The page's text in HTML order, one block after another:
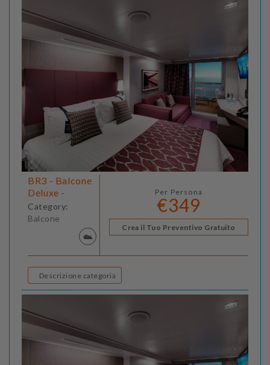
BR3 - Balcone
Deluxe -
Category:
Balcone
Per Persona
€349
Crea il Tuo Preventivo Gratuito
Descrizione categoria